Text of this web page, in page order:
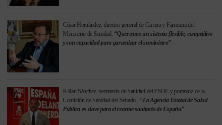
César Hernández, director general de Cartera y Farmacia del
Ministerio de Sanidad: “Queremos un sistema flexible, competitivo
y con capacidad para garantizar el suministro”
Kilian Sánchez, secretario de Sanidad del PSOE y portavoz de la
Comisión de Sanidad del Senado.: “La Agencia Estatal de Salud
Pública es clave para el rearme sanitario de España”